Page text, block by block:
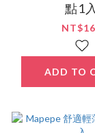
點1入
ADD TO